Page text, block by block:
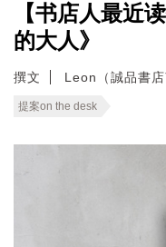
【书店人最近
的大人》
撰文 Leon（誠品書店
提案on the desk